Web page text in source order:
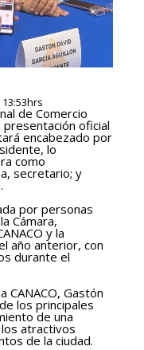
de Comercio
presentación oficial
encabezado por
lo
como
secretario; y
por personas
Cámara,
y la
año anterior, con
durante el
CANACO, Gastón
los principales
de una
los atractivos
de la ciudad.